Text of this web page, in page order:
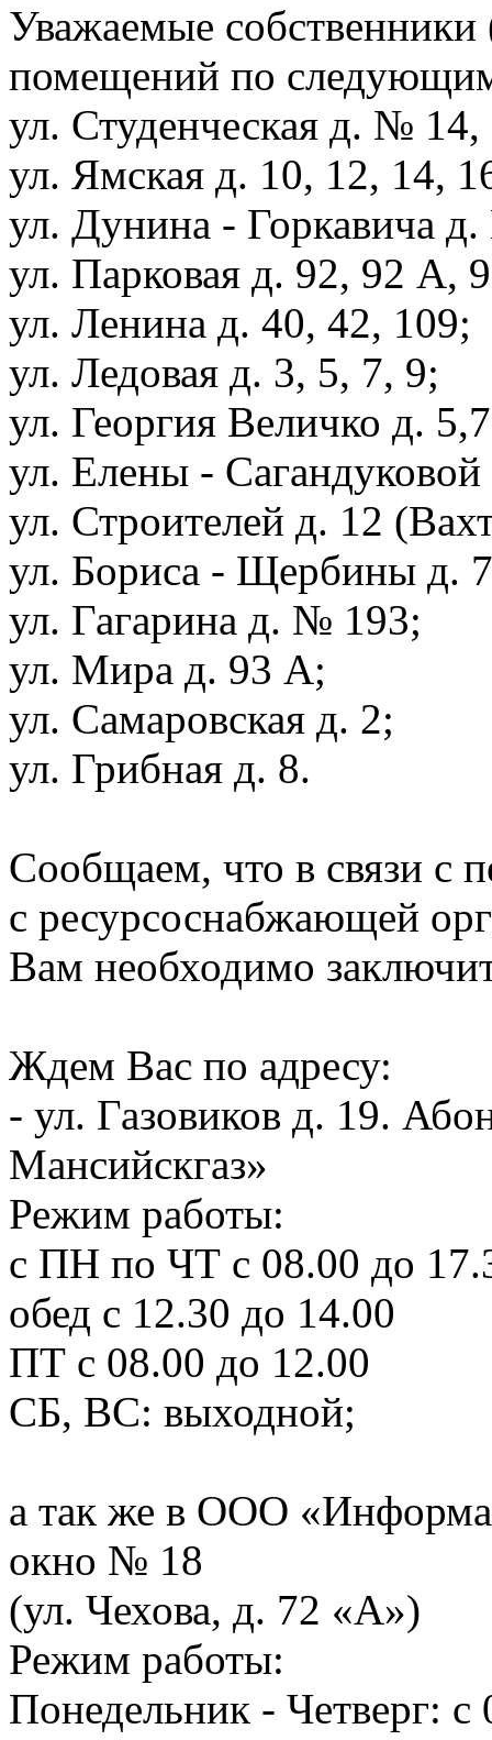
Уважаемые
помещений по
ул. Студенческая д. №
ул. Ямская д. 10, 12, 14,
ул. Дунина - Горкавича
ул. Парковая д. 92, 92 А,
ул. Ленина д. 40, 42, 109;
ул. Ледовая д. 3, 5, 7, 9;
ул. Георгия Величко д.
ул. Елены -
ул. Строителей д. 12
ул. Бориса - Щербины д.
ул. Гагарина д. № 193;
ул. Мира д. 93 А;
ул. Самаровская д. 2;
ул. Грибная д. 8.
Сообщаем, что в связи с
с ресурсоснабжающей
Вам необходимо
Ждем Вас по адресу:
- ул. Газовиков д. 19.
Мансийскгаз»
Режим работы:
с ПН по ЧТ с 08.00 до
обед с 12.30 до 14.00
ПТ с 08.00 до 12.00
СБ, ВС: выходной;
а так же в ООО
окно № 18
(ул. Чехова, д. 72 «А»)
Режим работы:
Понедельник - Четверг: